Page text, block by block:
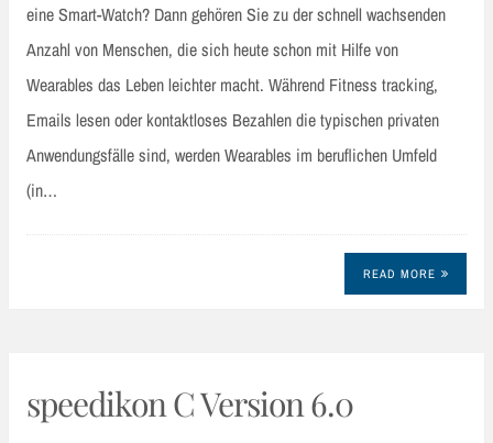
eine Smart-Watch? Dann gehören Sie zu der schnell wachsenden
Anzahl von Menschen, die sich heute schon mit Hilfe von
Wearables das Leben leichter macht. Während Fitness tracking,
Emails lesen oder kontaktloses Bezahlen die typischen privaten
Anwendungsfälle sind, werden Wearables im beruflichen Umfeld
(in…
READ MORE
speedikon C Version 6.0